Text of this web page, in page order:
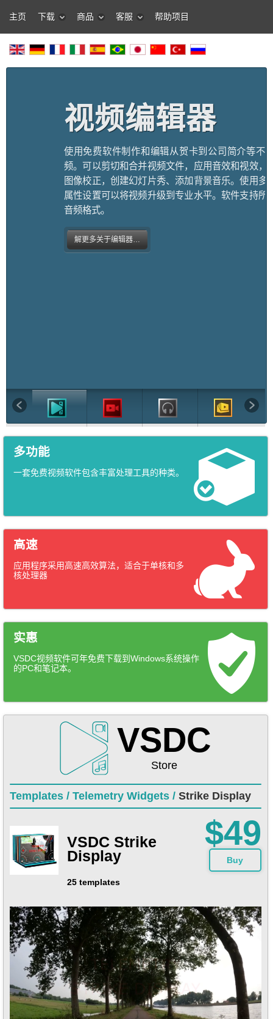
主页 下载 商品 客服 帮助项目
视频编辑器
使用免费软件制作和编辑从贺卡到公司简介等不
频。可以剪切和合并视频文件，应用音效和视效，
图像校正，创建幻灯片秀、添加背景音乐。使用多
属性设置可以将视频升级到专业水平。软件支持所
音频格式。
解更多关于编辑器…
多功能
一套免费视频软件包含丰富处理工具的种类。
高速
应用程序采用高速高效算法，适合于单核和多
核处理器
实惠
VSDC视频软件可年免费下载到Windows系统操作
的PC和笔记本。
VSDC
Store
Templates / Telemetry Widgets / Strike Display
VSDC Strike
Display
25 templates
$49
Buy